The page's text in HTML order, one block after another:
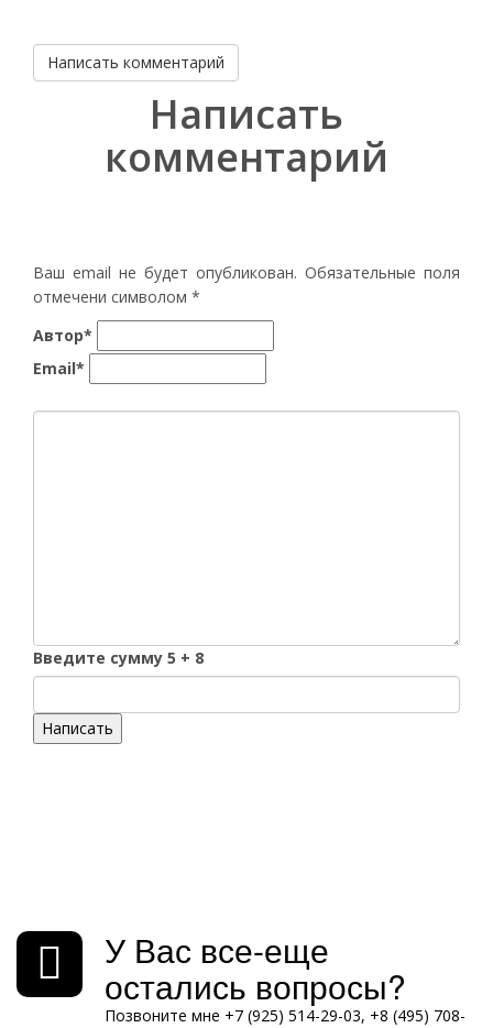
Написать комментарий
Написать
комментарий
Ваш email не будет опубликован. Обязательные поля
отмечени символом *
Автор*
Email*
Введите сумму 5 + 8
Написать
У Вас все-еще
остались вопросы?
Позвоните мне +7 (925) 514-29-03, +8 (495) 708-